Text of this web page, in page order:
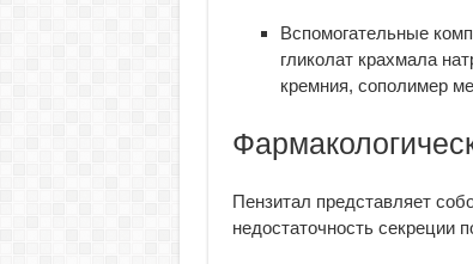
Вспомогательные
гликолат крахмала
кремния, сополимер
Пензитал представляет
недостаточность секреции